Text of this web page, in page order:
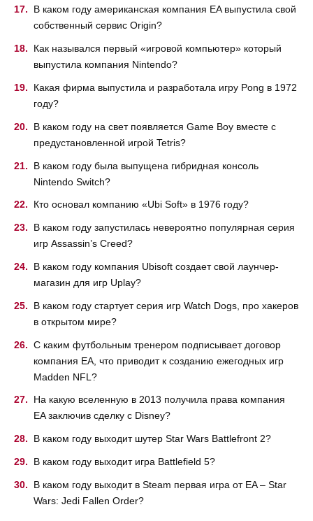
В каком году американская компания EA выпустила свой
собственный сервис Origin?
Как назывался первый «игровой компьютер» который
выпустила компания Nintendo?
Какая фирма выпустила и разработала игру Pong в 1972
году?
В каком году на свет появляется Game Boy вместе с
предустановленной игрой Tetris?
В каком году была выпущена гибридная консоль
Nintendo Switch?
Кто основал компанию «Ubi Soft» в 1976 году?
В каком году запустилась невероятно популярная серия
игр Assassin’s Creed?
В каком году компания Ubisoft создает свой лаунчер-
магазин для игр Uplay?
В каком году стартует серия игр Watch Dogs, про хакеров
в открытом мире?
С каким футбольным тренером подписывает договор
компания EA, что приводит к созданию ежегодных игр
Madden NFL?
На какую вселенную в 2013 получила права компания
EA заключив сделку с Disney?
В каком году выходит шутер Star Wars Battlefront 2?
В каком году выходит игра Battlefield 5?
В каком году выходит в Steam первая игра от EA – Star
Wars: Jedi Fallen Order?